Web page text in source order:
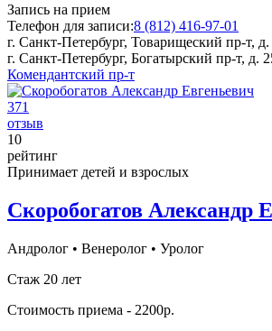
Запись на прием
Телефон для записи:8 (812) 416-97-01
г. Санкт-Петербург, Товарищеский пр-т, д.
г. Санкт-Петербург, Богатырский пр-т, д.
Комендантский пр-т
371
отзыв
10
рейтинг
Принимает детей и взрослых
Скоробогатов Александр
Андролог • Венеролог • Уролог
Стаж 20 лет
Стоимость приема - 2200р.